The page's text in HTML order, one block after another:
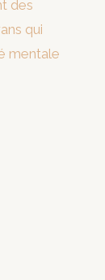
des
qui
mentale